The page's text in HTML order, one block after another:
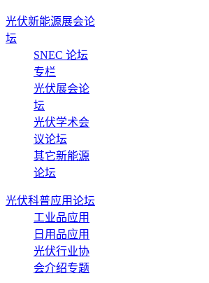
光伏新能源展会论
坛
SNEC 论坛
专栏
光伏展会论
坛
光伏学术会
议论坛
其它新能源
论坛
光伏科普应用论坛
工业品应用
日用品应用
光伏行业协
会介绍专题